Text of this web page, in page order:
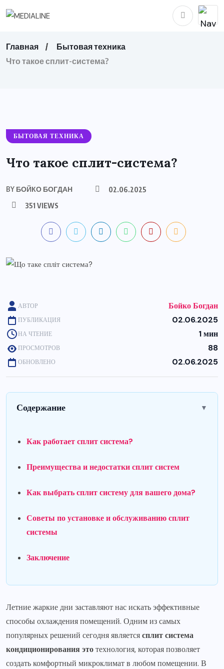
Главная
Бытовая техника
Что такое сплит-система?
БЫТОВАЯ ТЕХНИКА
Что такое сплит-система?
BY БОЙКО БОГДАН
02.06.2025
351 VIEWS
АВТОР Бойко Богдан
ПУБЛИКАЦИЯ 02.06.2025
НА ЧТЕНИЕ 1 мин
ПРОСМОТРОВ 88
ОБНОВЛЕНО 02.06.2025
Содержание ▼
Как работает сплит система?
Преимущества и недостатки сплит систем
Как выбрать сплит систему для вашего дома?
Советы по установке и обслуживанию сплит
системы
Заключение
Летние жаркие дни заставляют нас искать эффективные
способы охлаждения помещений. Одним из самых
популярных решений сегодня являетсясплит система
кондиционирования этотехнология, которая позволяет
создать комфортный микроклимат в любом помещении. В